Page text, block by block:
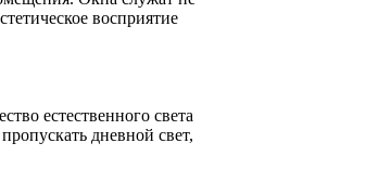
восприятие
естественного света
дневной свет,